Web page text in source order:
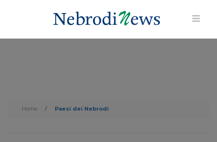
Home / Paesi dei Nebrodi